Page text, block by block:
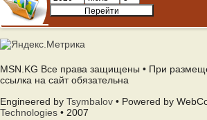
MSN.KG Все права защищены • При
ссылка на сайт обязательна
Engineered by Tsymbalov • Powered by
Technologies • 2007